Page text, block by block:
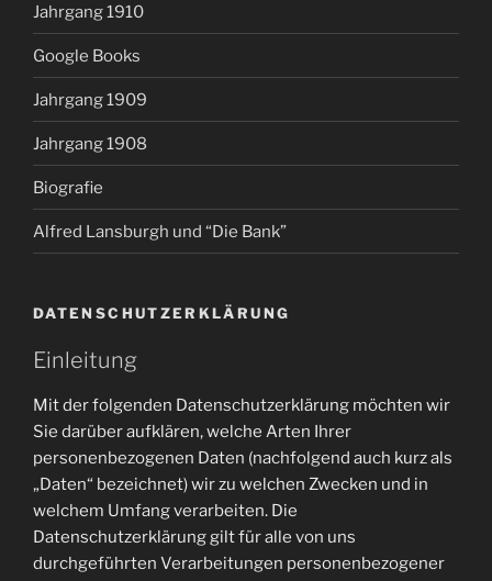
Jahrgang 1910
Google Books
Jahrgang 1909
Jahrgang 1908
Biografie
Alfred Lansburgh und “Die Bank”
DATENSCHUTZERKLÄRUNG
Einleitung
Mit der folgenden Datenschutzerklärung möchten wir
Sie darüber aufklären, welche Arten Ihrer
personenbezogenen Daten (nachfolgend auch kurz als
„Daten“ bezeichnet) wir zu welchen Zwecken und in
welchem Umfang verarbeiten. Die
Datenschutzerklärung gilt für alle von uns
durchgeführten Verarbeitungen personenbezogener